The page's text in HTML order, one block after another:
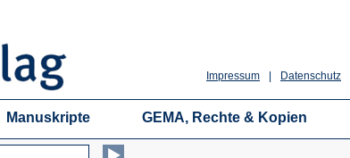
Datenschutz
Impressum
Manuskripte GEMA, Rechte & Kopien